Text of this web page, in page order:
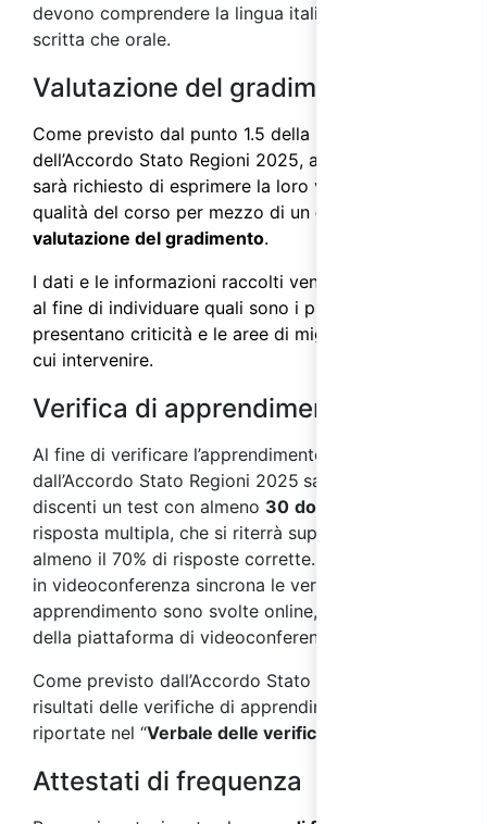
devono comprendere la lingua italiana sia in forma
scritta che orale.
Valutazione del gradimento
Come previsto dal punto 1.5 della parte IV
dell’Accordo Stato Regioni 2025, ai partecipanti
sarà richiesto di esprimere la loro valutazione sulla
qualità del corso per mezzo di un questionario di
valutazione del gradimento.
I dati e le informazioni raccolti vengono analizzati
al fine di individuare quali sono i processi che
presentano criticità e le aree di miglioramento su
cui intervenire.
Verifica di apprendimento
Al fine di verificare l’apprendimento, come previsto
dall’Accordo Stato Regioni 2025 sarà sottoposto ai
discenti un test con almeno 30 domande
risposta multipla, che si riterrà superato con
almeno il 70% di risposte corrette. Nei corsi svolti
in videoconferenza sincrona le verifiche di
apprendimento sono svolte online, per mezzo
della piattaforma di videoconferenza.
Come previsto dall’Accordo Stato Regioni 2025, i
risultati delle verifiche di apprendimento saranno
riportate nel “Verbale delle verifiche finali
Attestati di frequenza